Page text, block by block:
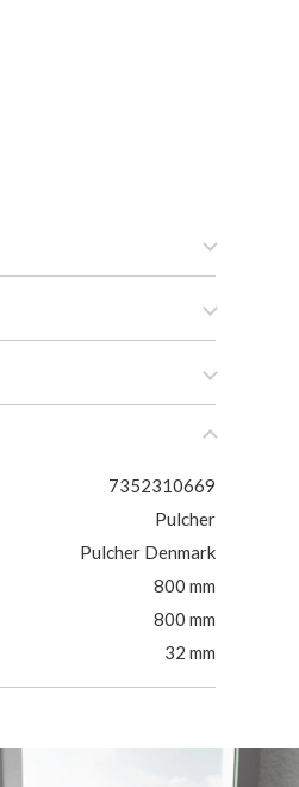
7352310669
Pulcher
Pulcher Denmark
800 mm
800 mm
32 mm